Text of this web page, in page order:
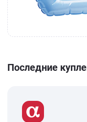
Последние